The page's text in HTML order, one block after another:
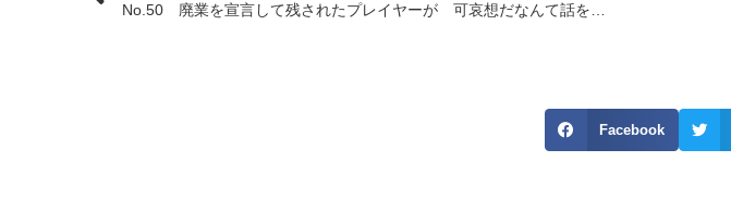
No.50 廃業を宣言して残されたプレイヤーが 可哀想だなんて話を…
Facebook